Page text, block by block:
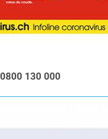
0800 130 000